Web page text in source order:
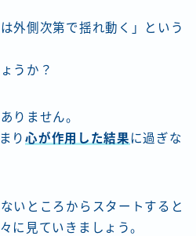
外側次第で揺れ動く」という
うか？
りません。
り心が作用した結果 に過ぎな
いところからスタートすると
に見ていきましょう。